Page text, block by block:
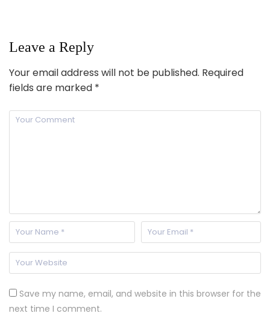
Leave a Reply
Your email address will not be published. Required
fields are marked *
Save my name, email, and website in this browser for the
next time I comment.